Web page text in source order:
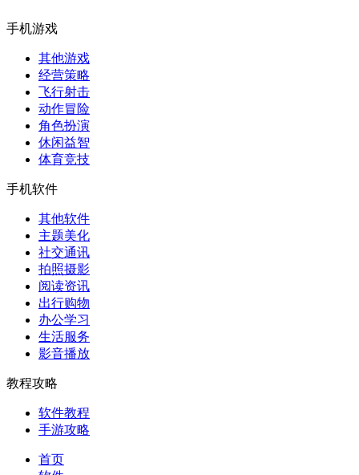
手机游戏
其他游戏
经营策略
飞行射击
动作冒险
角色扮演
休闲益智
体育竞技
手机软件
其他软件
主题美化
社交通讯
拍照摄影
阅读资讯
出行购物
办公学习
生活服务
影音播放
教程攻略
软件教程
手游攻略
首页